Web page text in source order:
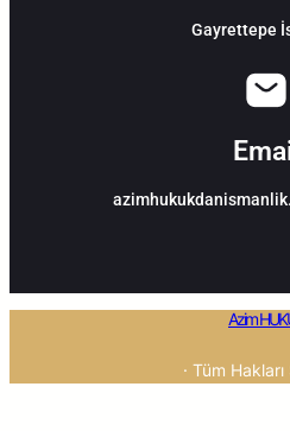
Gayrettepe
Azim
· Tüm Hakları